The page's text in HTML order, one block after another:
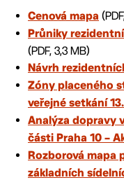
Cenová mapa
Průniky
(PDF, 3,3 MB)
Návrh
Zóny placeného
veřejné setkání
Analýza dopravy
části Praha 10 –
Rozborová mapa
základních